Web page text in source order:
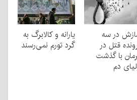
در سه
قتل در
با گذشت
دم
یارانه و کالابرگ به
گرد تورم نمی‌رسند